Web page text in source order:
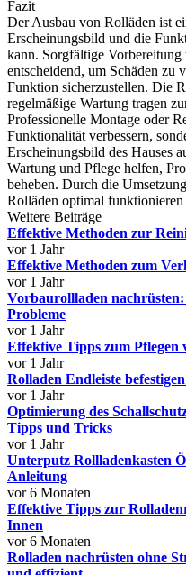
Fazit
Der Ausbau von Rolläden ist
Erscheinungsbild und die
kann. Sorgfältige
entscheidend, um Schäden zu
Funktion sicherzustellen. Die
regelmäßige Wartung tragen
Professionelle Montage oder
Funktionalität verbessern,
Erscheinungsbild des Hauses
Wartung und Pflege helfen,
beheben. Durch die
Rolläden optimal funktionieren
Weitere Beiträge
Effektive Methoden zur
vor 1 Jahr
Effektive Methoden zum
vor 1 Jahr
Vorbaurollladen nachrüsten:
Probleme
vor 1 Jahr
Effektive Tipps zum Pflegen
vor 1 Jahr
Rolladen Endleiste
vor 1 Jahr
Optimierung des
Tipps und Tricks
vor 1 Jahr
Unterputz Rollladenkasten
Anleitung
vor 6 Monaten
Effektive Tipps zur
Innen
vor 6 Monaten
Rolladen nachrüsten ohne